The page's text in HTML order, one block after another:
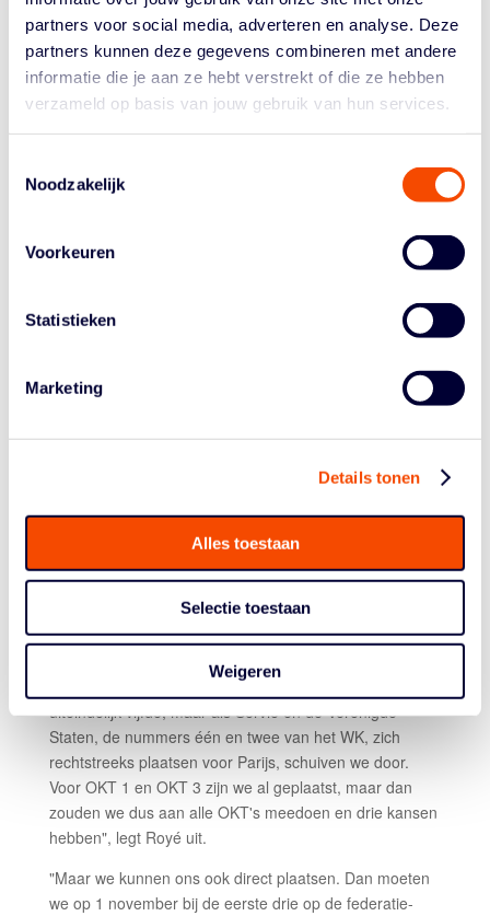
partners voor social media, adverteren en analyse. Deze
partners kunnen deze gegevens combineren met andere
informatie die je aan ze hebt verstrekt of die ze hebben
verzameld op basis van jouw gebruik van hun services.
Noodzakelijk
Voorkeuren
Statistieken
Marketing
Details tonen
Alles toestaan
Selectie toestaan
Weigeren
goede basketballer die extra kwaliteit meebrengt. We
hebben hem de afgelopen weken bewust veel laten
spelen. Je moet minimaal negen toernooien spelen voor
je ranking punten."
Julian Jaring in actie voor de Orange Lions bij de FIBA
Het wordt tijd dat zijn ploeg de onzichtbare muur slecht,
oktober drie World Tours voor de boeg in Constanta,
Bij de WK verloren we met één punt van Letland in de
kwartfinale, bij de laatste World Tour in Debrecen
is ook 3×3, het is altijd close. Ik ben blij met het team
voor het EK, er zit een goede balans in. Worthy scoort
Julian gooit zijn vechtlust in de strijd en staat de laatste
ELK PUNT HARD NODIG
Bij het EK, waar Nederland is ingedeeld in groep C met
Kroatië en Frankrijk (de eerste twee gaan door) zijn
geen rankingpunten te verdienen. Maar de Europees
kampioen plaatst zich wel voor OKT 2, net als de top
drie van het laatste WK. Royé: "Daar waren we
uiteindelijk vijfde, maar als Servië en de Verenigde
Staten, de nummers één en twee van het WK, zich
rechtstreeks plaatsen voor Parijs, schuiven we door.
Voor OKT 1 en OKT 3 zijn we al geplaatst, maar dan
zouden we dus aan alle OKT's meedoen en drie kansen
hebben", legt Royé uit.
"Maar we kunnen ons ook direct plaatsen. Dan moeten
we op 1 november bij de eerste drie op de federatie-